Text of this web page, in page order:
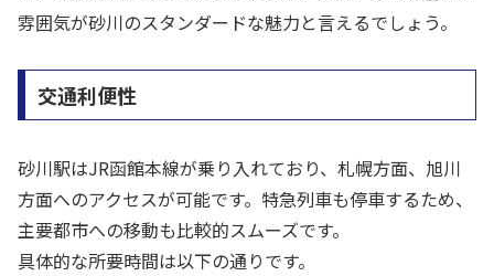
雰囲気が砂川のスタンダードな魅力と言えるでしょう。
交通利便性
砂川駅はJR函館本線が乗り入れており、札幌方面、旭川
方面へのアクセスが可能です。特急列車も停車するため、
主要都市への移動も比較的スムーズです。
具体的な所要時間は以下の通りです。